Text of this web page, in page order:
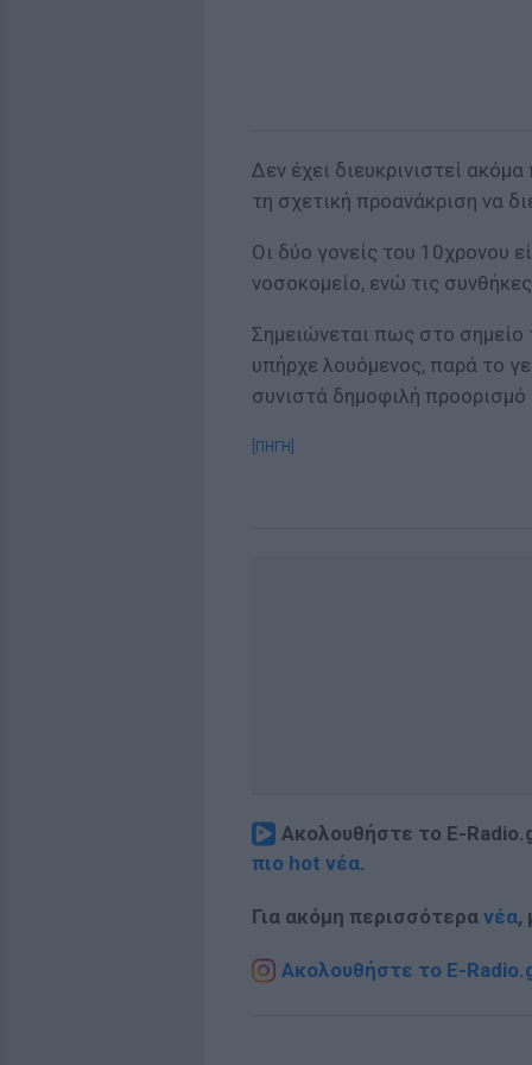
Δεν έχει διευκρινιστεί
τη σχετική προανάκριση να
Οι δύο γονείς του 10χρονου
νοσοκομείο, ενώ τις
Σημειώνεται πως στο σημείο
υπήρχε λουόμενος, παρά το
συνιστά δημοφιλή προορισμό
[ΠΗΓΗ]
Ακολουθήστε το E-
πιο hot νέα.
Για ακόμη περισσότερα νέα,
Ακολουθήστε το E-